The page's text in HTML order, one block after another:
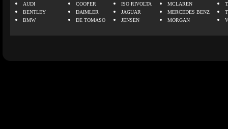
AUDI
BENTLEY
BMW
COOPER
DAIMLER
DE TOMASO
ISO RIVOLTA
JAGUAR
JENSEN
MCLAREN
MERCEDES BENZ
MORGAN